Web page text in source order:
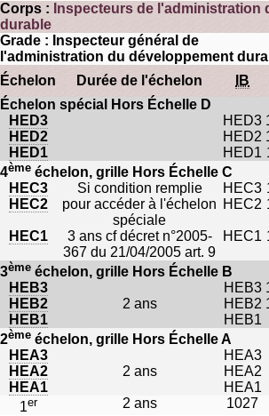
Corps : Inspecteurs de l'administration
durable
Grade : Inspecteur général de
l'administration du développement
Échelon Durée de l'échelon IB
Échelon spécial Hors Échelle D
HED3
HED3
HED2
HED2
HED1
HED1
4ème échelon, grille Hors Échelle C
HEC3
Si condition remplie HEC3
HEC2
pour accéder à l'échelon
spéciale
HEC2
HEC1
3 ans cf décret n°2005-
367 du 21/04/2005 art. 9
HEC1
3ème échelon, grille Hors Échelle B
HEB3
HEB3
HEB2
2 ans HEB2
HEB1
HEB1
2ème échelon, grille Hors Échelle A
HEA3
HEA3
HEA2
2 ans HEA2
HEA1
HEA1
1er 2 ans 1027